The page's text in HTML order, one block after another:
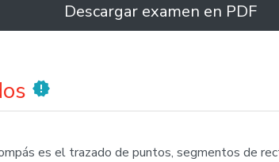
Descargar examen en PDF
new_releases
es el trazado de puntos, segmentos de